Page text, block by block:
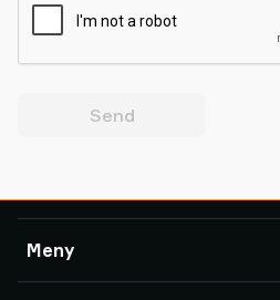
Send
Meny